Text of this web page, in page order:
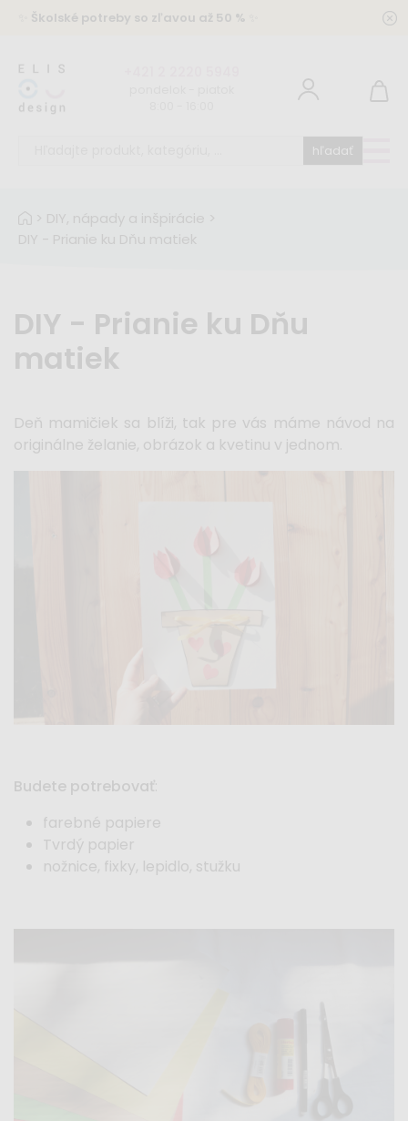
Školské potreby so zľavou až 50 %
hľadať
> DIY, nápady a inšpirácie >
DIY - Prianie ku Dňu matiek
DIY - Prianie ku Dňu
matiek
Deň mamičiek sa blíži, tak pre vás máme návod na
originálne želanie, obrázok a kvetinu v jednom.
Budete potrebovať
farebné papiere
Tvrdý papier
nožnice, fixky, lepidlo, stužku